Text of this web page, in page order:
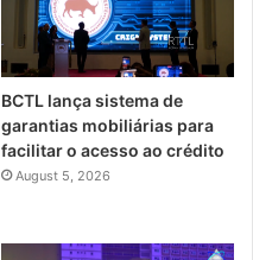
BCTL lança sistema de
garantias mobiliárias para
facilitar o acesso ao crédito
August 5, 2026